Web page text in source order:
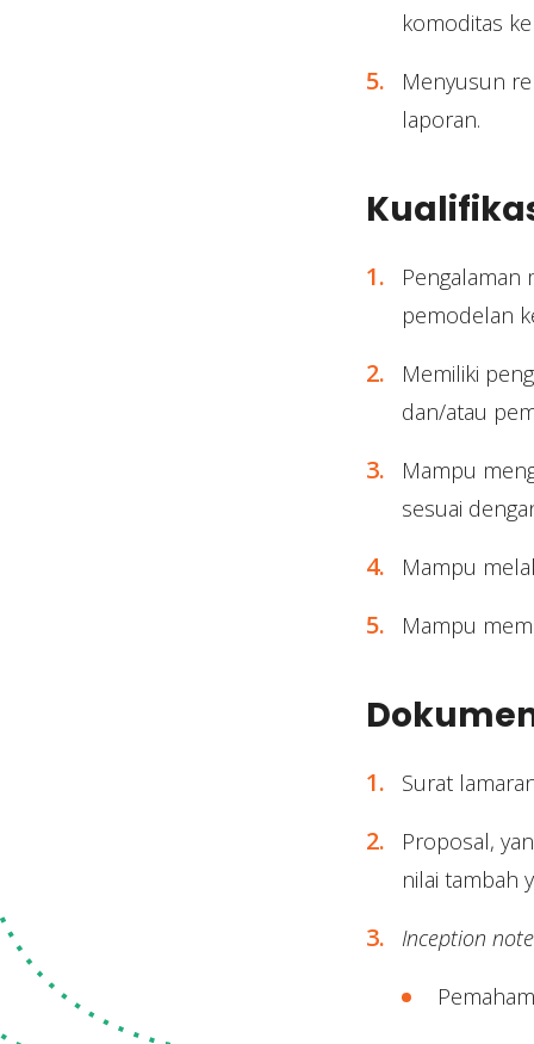
komoditas
Menyusun
laporan.
Pengalaman
pemodelan
Memiliki
dan/atau
Mampu
sesuai
Mampu
Mampu
Surat
Proposal,
nilai tambah
Inception